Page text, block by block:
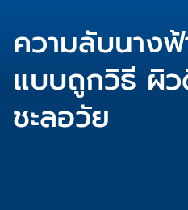
ความลับนาง
แบบถูกวิธี ผิ
ชะลอวัย